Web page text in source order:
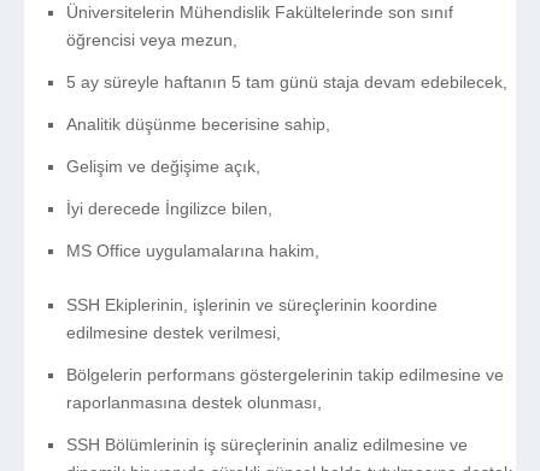
Üniversitelerin Mühendislik Fakültelerinde son sınıf
öğrencisi veya mezun,
5 ay süreyle haftanın 5 tam günü staja devam edebilecek,
Analitik düşünme becerisine sahip,
Gelişim ve değişime açık,
İyi derecede İngilizce bilen,
MS Office uygulamalarına hakim,
SSH Ekiplerinin, işlerinin ve süreçlerinin koordine
edilmesine destek verilmesi,
Bölgelerin performans göstergelerinin takip edilmesine ve
raporlanmasına destek olunması,
SSH Bölümlerinin iş süreçlerinin analiz edilmesine ve